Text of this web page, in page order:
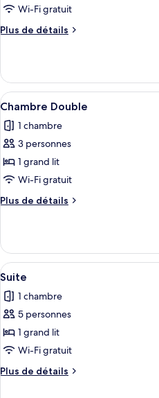
ce
type
de
Chambre
Double
Design
Wi-Fi gratuit
Plus de détails
Plus
le
type
de
Chambre
Double
Afficher
toutes
les
photos
pour
ce
type
de
Chambre
Double
2
Chambre Double
1 chambre
3 personnes
1 grand lit
Wi-Fi gratuit
Plus de détails
Plus
le
type
de
Chambre
Double
Afficher
toutes
les
photos
pour
ce
type
de
6
Suite
1 chambre
5 personnes
1 grand lit
Wi-Fi gratuit
Plus de détails
Plus